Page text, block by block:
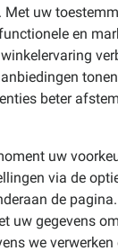
Met uw
en
beter
uw
via de
de
uw gegevens
we
te behouden.
voor
minder
met